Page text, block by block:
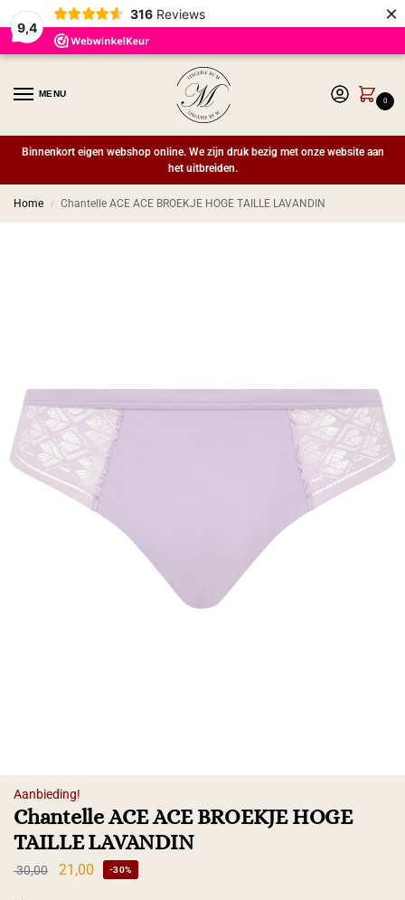
9,4
316 Reviews ×
MENU
0
Binnenkort eigen webshop online. We zijn druk bezig met onze website aan
het uitbreiden.
Home / Chantelle ACE ACE BROEKJE HOGE TAILLE LAVANDIN
Aanbieding!
Chantelle ACE ACE BROEKJE HOGE
TAILLE LAVANDIN
30,00 21,00 -30%